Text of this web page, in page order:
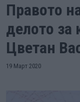
Правото
делото
Цветан
19 Март 2020